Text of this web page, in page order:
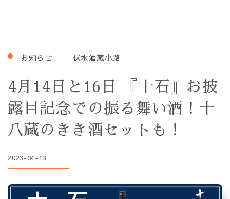
お知らせ 伏水酒蔵小路
4月14日と16日 『十石』お披
露目記念での振る舞い酒！十
八蔵のきき酒セットも！
2023-04-13